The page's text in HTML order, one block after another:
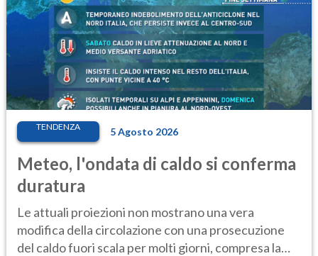
TENDENZA 5 Agosto 2026
Meteo, l'ondata di caldo si conferma
duratura
Le attuali proiezioni non mostrano una vera
modifica della circolazione con una prosecuzione
del caldo fuori scala per molti giorni, compresa la